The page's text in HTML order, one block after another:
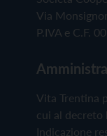
Via
P.IVA e C.F.
Vita Trentina
cui al decreto
Indicazione